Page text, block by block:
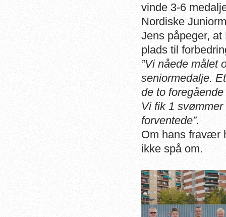
vinde 3-6
Nordiske
Jens påpeger,
plads til
”Vi nåede målet
seniormedalje.
de to
Vi fik 1
forventede”.
Om hans fravær
ikke spå om.